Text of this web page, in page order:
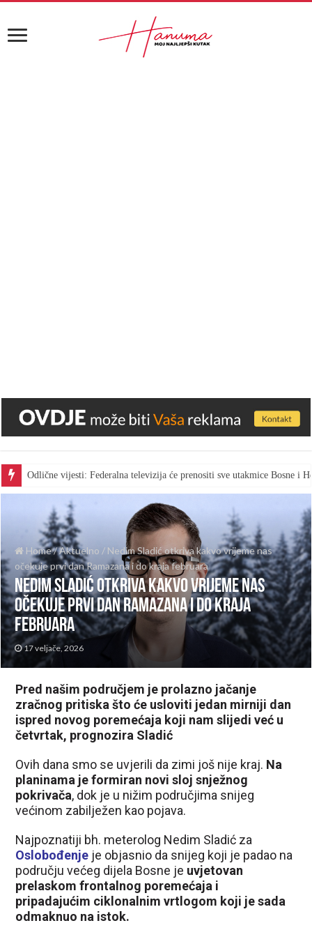
Odlične vijesti: Federalna televizija će prenositi sve utakmice Bosne i
Home/Aktuelno / Nedim Sladić otkriva kakvo vrijeme nas
očekuje prvi dan Ramazana i do kraja februara
Nedim Sladić otkriva kakvo vrijeme nas
očekuje prvi dan Ramazana i do kraja
februara
17 veljače, 2026
Pred našim područjem je prolazno jačanje
zračnog pritiska što će usloviti jedan mirniji dan
ispred novog poremećaja koji nam slijedi već u
četvrtak, prognozira Sladić
Ovih dana smo se uvjerili da zimi još nije kraj. Na
planinama je formiran novi sloj snježnog
pokrivača, dok je u nižim područjima snijeg
većinom zabilježen kao pojava.
Najpoznatiji bh. meterolog Nedim Sladić za
Oslobođenje je objasnio da snijeg koji je padao na
području većeg dijela Bosne je uvjetovan
prelaskom frontalnog poremećaja i
pripadajućim ciklonalnim vrtlogom koji je sada
odmaknuo na istok.